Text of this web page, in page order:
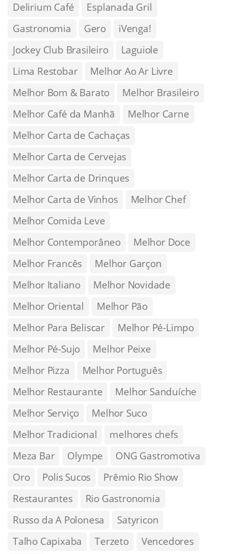
Delirium Café
Esplanada Gril
Gastronomia
Gero
iVenga!
Jockey Club Brasileiro
Laguiole
Lima Restobar
Melhor Ao Ar Livre
Melhor Bom & Barato
Melhor Brasileiro
Melhor Café da Manhã
Melhor Carne
Melhor Carta de Cachaças
Melhor Carta de Cervejas
Melhor Carta de Drinques
Melhor Carta de Vinhos
Melhor Chef
Melhor Comida Leve
Melhor Contemporâneo
Melhor Doce
Melhor Francês
Melhor Garçon
Melhor Italiano
Melhor Novidade
Melhor Oriental
Melhor Pão
Melhor Para Beliscar
Melhor Pé-Limpo
Melhor Pé-Sujo
Melhor Peixe
Melhor Pizza
Melhor Português
Melhor Restaurante
Melhor Sanduíche
Melhor Serviço
Melhor Suco
Melhor Tradicional
melhores chefs
Meza Bar
Olympe
ONG Gastromotiva
Oro
Polis Sucos
Prêmio Rio Show
Restaurantes
Rio Gastronomia
Russo da A Polonesa
Satyricon
Talho Capixaba
Terzeto Vencedores